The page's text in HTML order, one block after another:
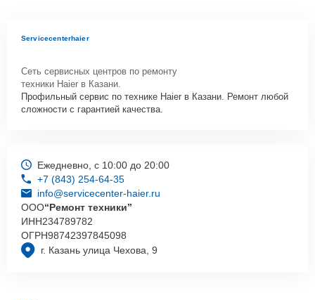
Servicecenterhaier
Сеть сервисных центров по ремонту
техники Haier в Казани.
Профильный сервис по технике Haier в Казани. Ремонт любой
сложности с гарантией качества.
г. Казань улица Чехова, 9
Ежедневно, с 10:00 до 20:00
+7 (843) 254-64-35
info@servicecenter-haier.ru
ООО“Ремонт техники”
ИНН234789782
ОГРН98742397845098